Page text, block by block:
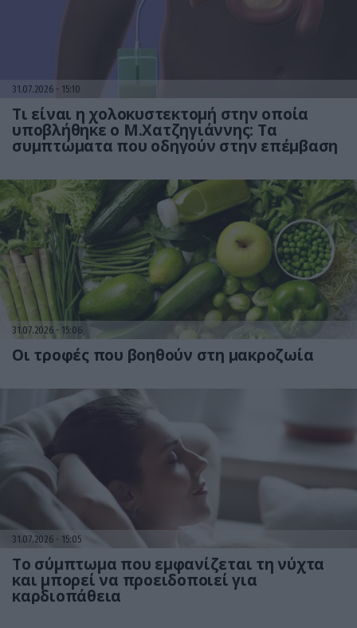
31.07.2026 15:10
Τι είναι η χολοκυστεκτομή στην οποία
υποβλήθηκε ο Μ.Χατζηγιάννης: Tα
συμπτώματα που οδηγούν στην επέμβαση
31.07.2026 15:06
Οι τροφές που βοηθούν στη μακροζωία
31.07.2026 15:05
Το σύμπτωμα που εμφανίζεται τη νύχτα
και μπορεί να προειδοποιεί για
καρδιοπάθεια